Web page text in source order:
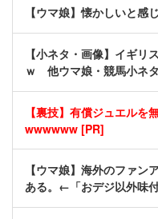
【ウマ娘】懐かしいと感
【小ネタ・画像】イギリ
ｗ 他ウマ娘・競馬小ネ
【裏技】有償ジュエルを
wwwwww [PR]
【ウマ娘】海外のファン
ある。←「おデジ以外味